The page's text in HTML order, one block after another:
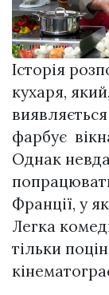
Історія
кухаря,
фарбує
Однак
Франції, у
Легка
тільки